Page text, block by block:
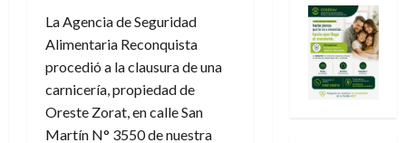
La Agencia de Seguridad
Alimentaria Reconquista
procedió a la clausura de una
carnicería, propiedad de
Oreste Zorat, en calle San
Martín N° 3550 de nuestra